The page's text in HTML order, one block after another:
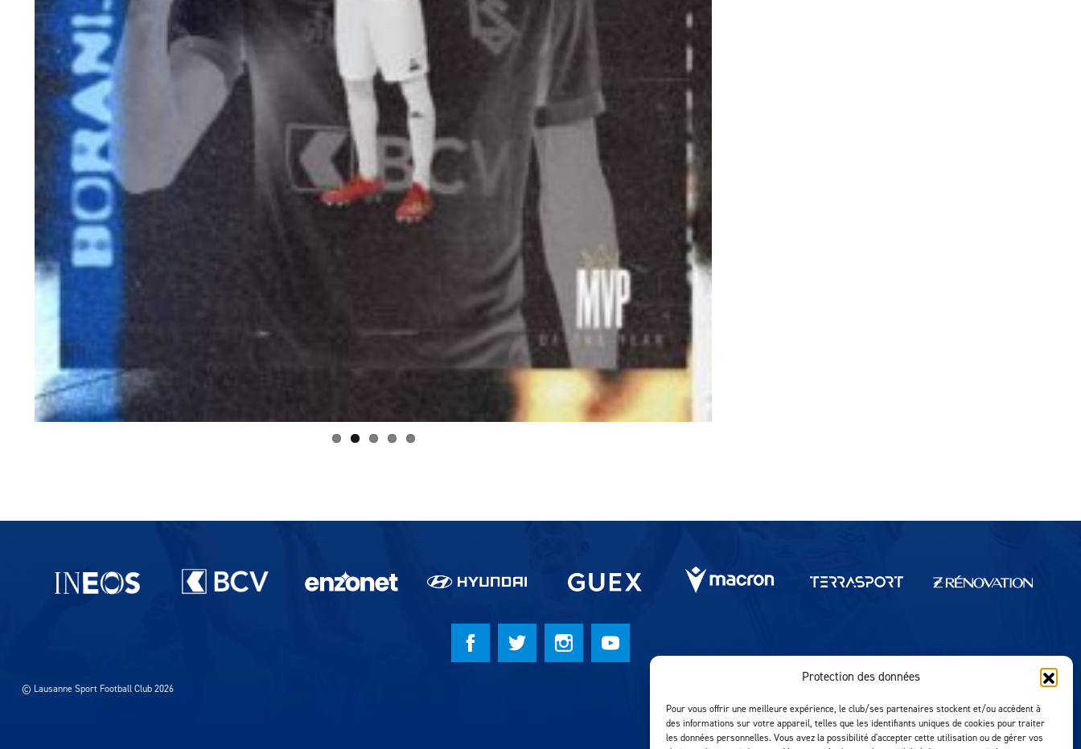
Protection des données
Pour vous offrir une meilleure expérience, le club/ses partenaires stockent et/ou accèdent à
des informations sur votre appareil, telles que les identifiants uniques de cookies pour traiter
les données personnelles. Vous avez la possibilité d'accepter cette utilisation ou de gérer vos
Partenaires du lausanne-Sport
Réalisation MTM Agency